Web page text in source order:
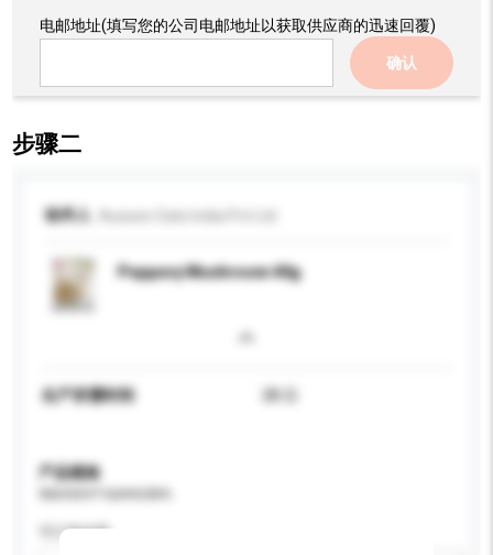
电邮地址(填写您的公司电邮地址以获取供应商的迅速回覆)
确认
步骤二
收件人
Peppery Mushroom 40g
生产所需时间 28 日
产品规格
可订造包装